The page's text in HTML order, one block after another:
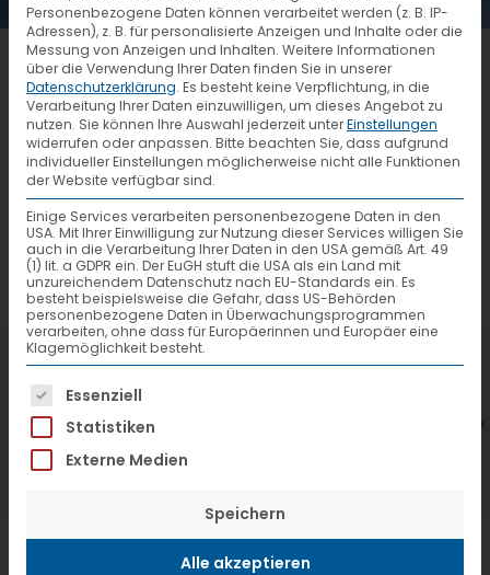
AKTUELLES
Tag der offenen Tür 2017
Besuchergruppe
7. Juli 2026
VTL hat neuen Aufsichtsrat gewählt
Personenbezogene Daten können verarbeitet werden (z. B. IP-
Adressen), z. B. für personalisierte Anzeigen und Inhalte oder die
Messung von Anzeigen und Inhalten. Weitere Informationen
über die Verwendung Ihrer Daten finden Sie in unserer
Datenschutzerklärung. Es besteht keine Verpflichtung, in die
Verarbeitung Ihrer Daten einzuwilligen, um dieses Angebot zu
nutzen. Sie können Ihre Auswahl jederzeit unterEinstellungen
widerrufen oder anpassen. Bitte beachten Sie, dass aufgrund
individueller Einstellungen möglicherweise nicht alle Funktionen
der Website verfügbar sind.
Einige Services verarbeiten personenbezogene Daten in den
USA. Mit Ihrer Einwilligung zur Nutzung dieser Services willigen Sie
auch in die Verarbeitung Ihrer Daten in den USA gemäß Art. 49
(1) lit. a GDPR ein. Der EuGH stuft die USA als ein Land mit
unzureichendem Datenschutz nach EU-Standards ein. Es
besteht beispielsweise die Gefahr, dass US-Behörden
personenbezogene Daten in Überwachungsprogrammen
verarbeiten, ohne dass für Europäerinnen und Europäer eine
Klagemöglichkeit besteht.
Es folgt eine Liste der Service-Gruppen,
Essenziell
Statistiken
Externe Medien
Speichern
Alle akzeptieren